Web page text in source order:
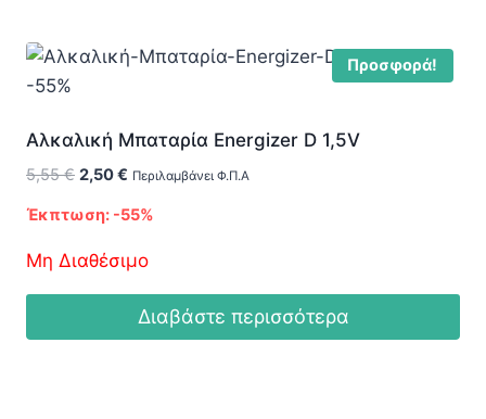
Προσφορά!
-55%
Αλκαλική Μπαταρία Energizer D 1,5V
5,55€ Original
was:
5,55 €.
2,50€ Η
τιμή
2,50 €.
Περιλαμβάνει Φ.Π.Α
Έκπτωση: -55%
Μη Διαθέσιμο
Διαβάστε περισσότερα